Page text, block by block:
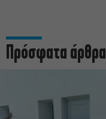
Πρόσφατα άρθρα